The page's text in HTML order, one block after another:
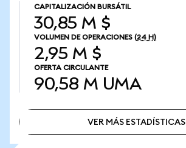
CAPITALIZACIÓN BURSÁTIL
30,85 M $
VOLUMEN DE OPERACIONES (24 H)
2,95 M $
OFERTA CIRCULANTE
90,58 M UMA
VER MÁS ESTADÍSTICAS